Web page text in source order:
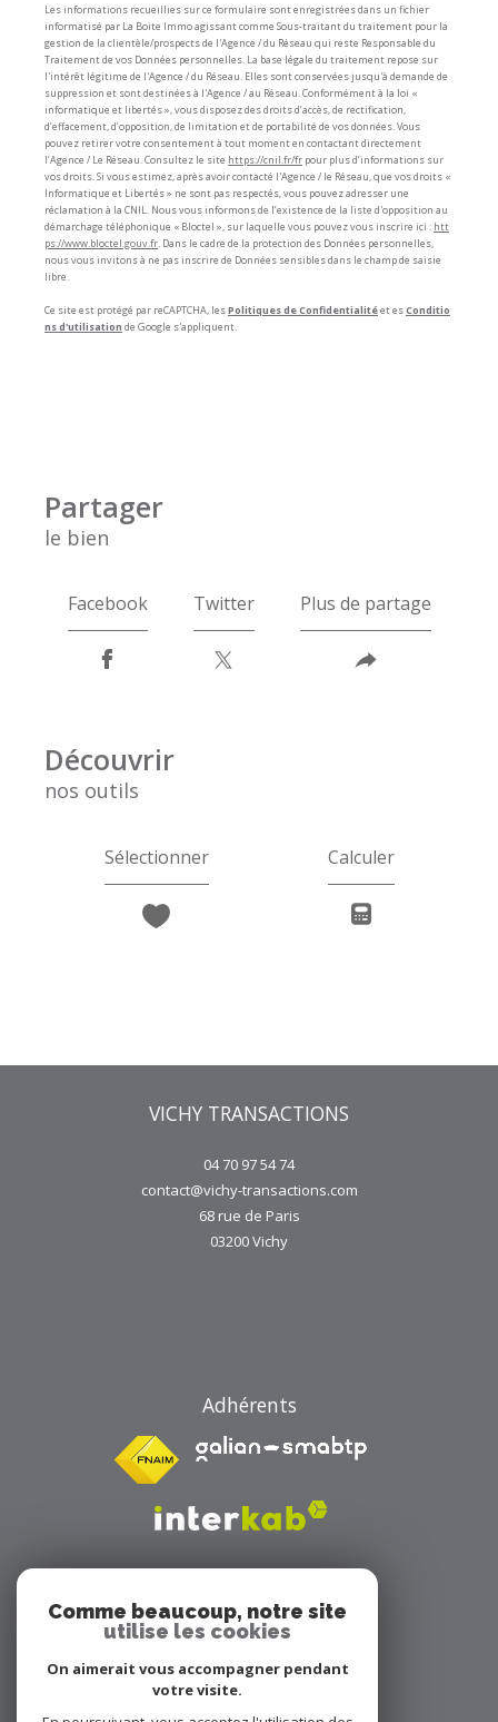
Les informations recueillies sur ce formulaire sont enregistrées dans un fichier
informatisé par La Boite Immo agissant comme Sous-traitant du traitement pour la
gestion de la clientèle/prospects de l'Agence / du Réseau qui reste Responsable du
Traitement de vos Données personnelles. La base légale du traitement repose sur
l'intérêt légitime de l'Agence / du Réseau. Elles sont conservées jusqu'à demande de
suppression et sont destinées à l'Agence / au Réseau. Conformément à la loi «
informatique et libertés », vous disposez des droits d’accès, de rectification,
d’effacement, d’opposition, de limitation et de portabilité de vos données. Vous
pouvez retirer votre consentement à tout moment en contactant directement
l’Agence / Le Réseau. Consultez le site https://cnil.fr/fr pour plus d’informations sur
vos droits. Si vous estimez, après avoir contacté l'Agence / le Réseau, que vos droits «
Informatique et Libertés » ne sont pas respectés, vous pouvez adresser une
réclamation à la CNIL. Nous vous informons de l’existence de la liste d'opposition au
démarchage téléphonique « Bloctel », sur laquelle vous pouvez vous inscrire ici : htt
ps://www.bloctel.gouv.fr. Dans le cadre de la protection des Données personnelles,
nous vous invitons à ne pas inscrire de Données sensibles dans le champ de saisie
libre.
Ce site est protégé par reCAPTCHA, lesPolitiques de Confidentialitéet esConditio
ns d'utilisation de Google s'appliquent.
partager
le bien
Facebook Twitter Plus de partage
découvrir
nos outils
Sélectionner Calculer
VICHY TRANSACTIONS
04 70 97 54 74
contact@vichy-transactions.com
68 rue de Paris
03200
Vichy
Adhérents
Avis clients
Comme beaucoup, notre site
utilise les cookies
On aimerait vous accompagner pendant
votre visite.